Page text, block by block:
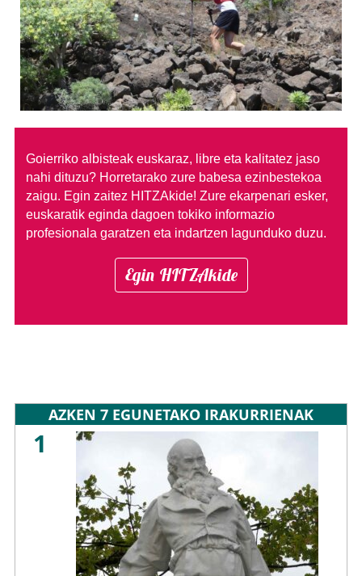
Goierriko albisteak euskaraz, libre eta kalitatez jaso
nahi dituzu? Horretarako zure babesa ezinbestekoa
zaigu. Egin zaitez HITZAkide! Zure ekarpenari esker,
euskaratik eginda dagoen tokiko informazio
profesionala garatzen eta indartzen lagunduko duzu.
Egin HITZAkide
AZKEN 7 EGUNETAKO IRAKURRIENAK
1